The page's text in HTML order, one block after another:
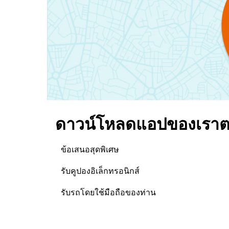
ดาวน์โหลดแอปของเรา
ข้อเสนอสุดพิเศษ
รับคูปองอิเล็กทรอนิกส์
รับรถโดยใช้มือถือของท่าน